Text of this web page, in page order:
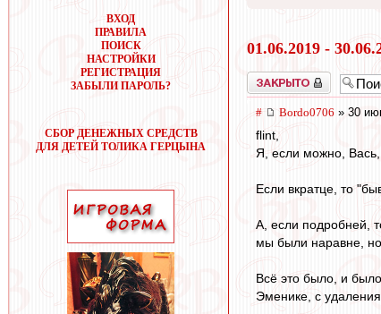
ВХОД
ПРАВИЛА
ПОИСК
НАСТРОЙКИ
РЕГИСТРАЦИЯ
ЗАБЫЛИ ПАРОЛЬ?
СБОР ДЕНЕЖНЫХ СРЕДСТВ
ДЛЯ ДЕТЕЙ ТОЛИКА ГЕРЦЫНА
01.06.2019 -
Закрыто
# Bordo0706 » 30
flint,
Я, если можно, Вась,
Если вкратце, то
А, если подробней,
мы были наравне, но
Всё это было, и
Эменике, с